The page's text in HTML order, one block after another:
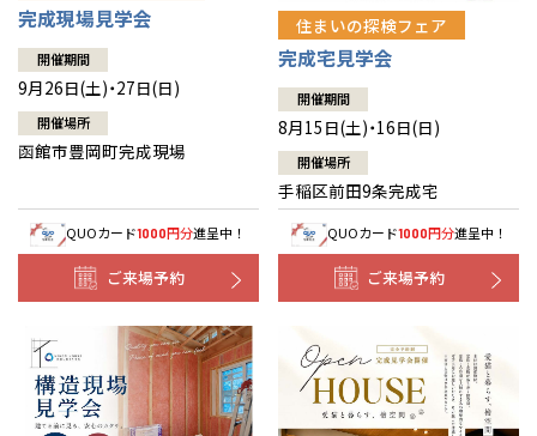
完成現場見学会
開催期間
9月26日(土)・27日(日)
開催場所
函館市豊岡町完成現場
QUOカード1000円分進呈中！
ご来場予約
住まいの探検フェア
完成宅見学会
開催期間
8月15日(土)・16日(日)
開催場所
手稲区前田9条完成宅
QUOカード1000円分進呈中！
ご来場予約
全国の展示場
お近くのイベント